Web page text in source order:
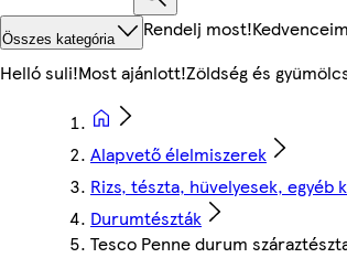
Összes kategória Rendelj most!Kedvenceim
Helló suli!Most ajánlott!Zöldség és
Alapvető élelmiszerek
Rizs, tészta, hüvelyesek, egyéb
Durumtészták
Tesco Penne durum